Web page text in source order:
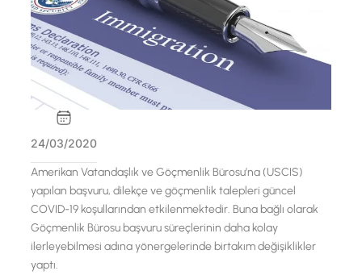
24/03/2020
Amerikan Vatandaşlık ve Göçmenlik Bürosu’na (USCIS)
yapılan başvuru, dilekçe ve göçmenlik talepleri güncel
COVID-19 koşullarından etkilenmektedir. Buna bağlı olarak
Göçmenlik Bürosu başvuru süreçlerinin daha kolay
ilerleyebilmesi adına yönergelerinde birtakım değişiklikler
yaptı.